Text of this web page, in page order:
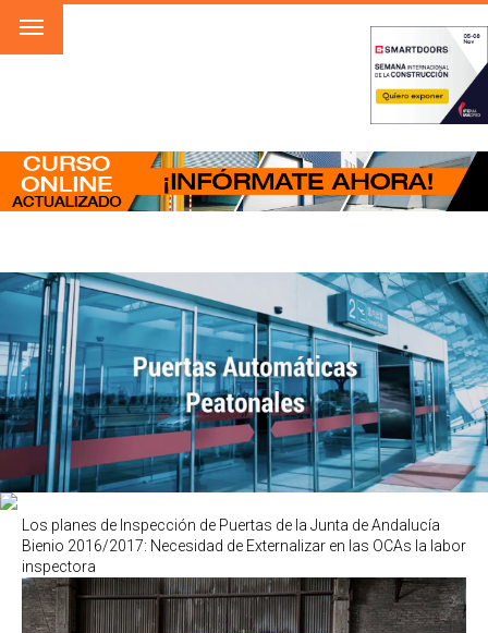
Los planes de Inspección de Puertas de la Junta de Andalucía
Bienio 2016/2017: Necesidad de Externalizar en las OCAs la labor
inspectora